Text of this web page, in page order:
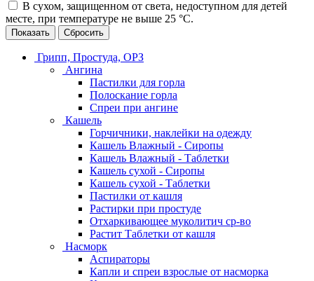
В сухом, защищенном от света, недоступном для детей
месте, при температуре не выше 25 °С.
Сбросить
Грипп, Простуда, ОРЗ
Ангина
Пастилки для горла
Полоскание горла
Спреи при ангине
Кашель
Горчичники, наклейки на одежду
Кашель Влажный - Сиропы
Кашель Влажный - Таблетки
Кашель сухой - Сиропы
Кашель сухой - Таблетки
Пастилки от кашля
Растирки при простуде
Отхаркивающее муколитич ср-во
Растит Таблетки от кашля
Насморк
Аспираторы
Капли и спреи взрослые от насморка